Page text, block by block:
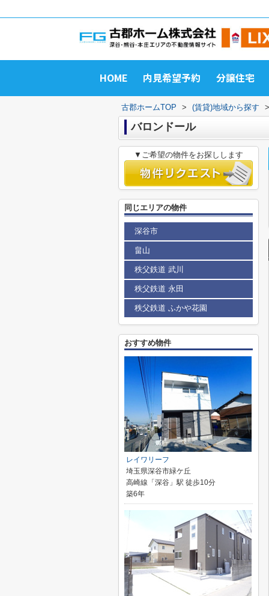
HOME 内見希望予約 分譲住宅
古郡ホームTOP > (賃貸)地域から探す >
バロンドール
▼ご希望の物件をお探しします
同じエリアの物件
深谷市
畠山
秩父鉄道 武川
秩父鉄道 永田
秩父鉄道 ふかや花園
おすすめ物件
レイワリーフ
埼玉県深谷市緑ケ丘
高崎線「深谷」駅 徒歩10分
築6年